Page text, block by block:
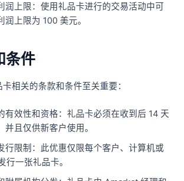
润上限：使用礼品卡进行的交易活动中可
润上限为 100 美元。
条件
相关的条款和条件至关重要：
有效性和资格：礼品卡必须在收到后 14 天
并且仅供新客户使用。
行限制：此优惠仅限每个客户、计算机或
行一张礼品卡。